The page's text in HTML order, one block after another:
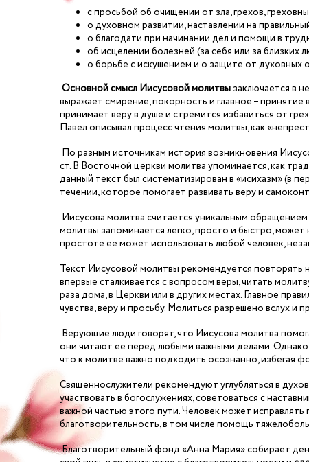
с просьбой об очищении от зла, грехов,
о духовном развитии, наставлении на
о благодати при начинании дел и помощи в
об исцелении болезней (за себя или за близких
о борьбе с искушением и о защите от духовных
Основной смысл Иисусовой молитвы заключается в
выражает смирение, покорность и главное –
принимает веру в душе и стремится избавиться от
Павел описывал процесс чтения молитвы, как
По разным источникам история возникновения
ст. В Восточной церкви молитва упоминается, как
данный текст был систематизирован в «исихазм» (в
течении, которое помогает развивать веру и
Иисусова молитва считается уникальным
молитвы запоминается легко, просто и быстро,
простоте ее может использовать любой человек,
Текст Иисусовой молитвы рекомендуется повторять
впервые сталкивается с вопросом веры, читать
раза дома, в Церкви или в других местах. Главное
чувства, веру и просьбу. Молиться разрешено вслух и
Верующие люди говорят, что Иисусова молитва
они читают ее перед любыми важными делами.
что к молитве важно подходить осознанно, избегая
Священнослужители рекомендуют углубляться в
участвовать в богослужениях, советоваться с
важной частью этого пути. Человек может
благотворительность, в том числе помощь
Благотворительный фонд «Анна Мария» собирает